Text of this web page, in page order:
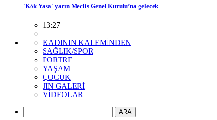
'Kök Yasa' yarın Meclis Genel Kurulu’na gelecek
13:27
KADININ KALEMİNDEN
SAĞLIK/SPOR
PORTRE
YAŞAM
ÇOCUK
JIN GALERİ
VİDEOLAR
ARA